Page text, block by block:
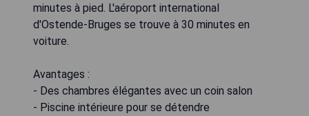
minutes à pied. L'aéroport international
d'Ostende-Bruges se trouve à 30 minutes en
voiture.
Avantages :
- Des chambres élégantes avec un coin salon
- Piscine intérieure pour se détendre